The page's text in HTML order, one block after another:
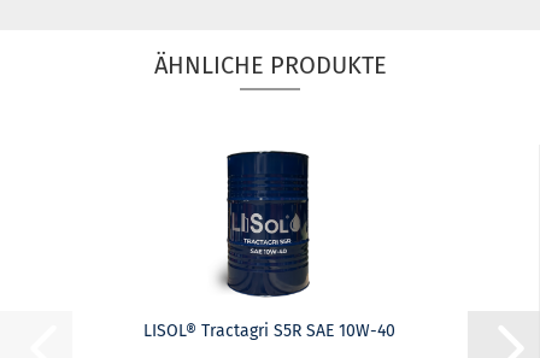
ÄHNLICHE PRODUKTE
LISOL® Tractagri S5R SAE 10W-40